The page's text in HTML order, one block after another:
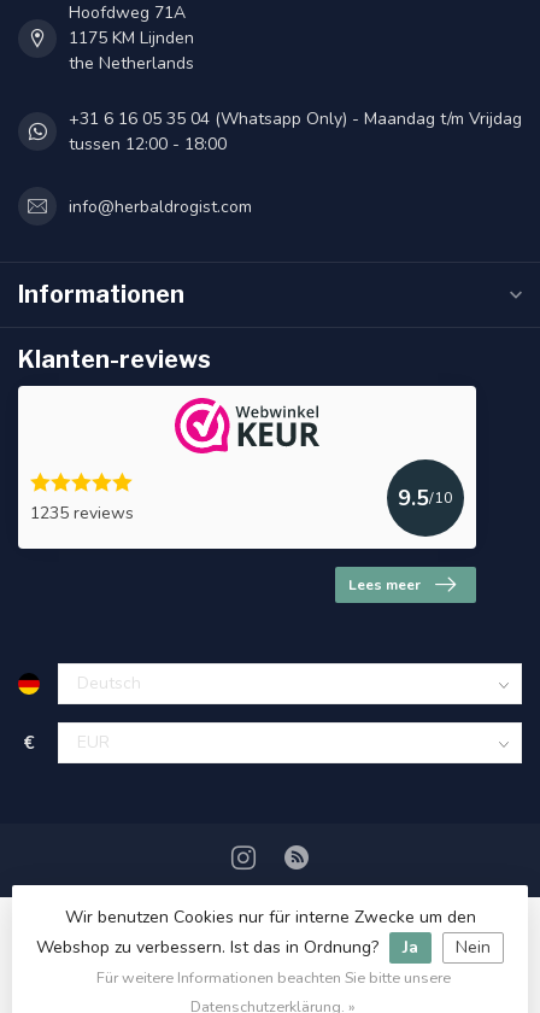
Hoofdweg 71A
1175 KM Lijnden
the Netherlands
+31 6 16 05 35 04 (Whatsapp Only) - Maandag t/m Vrijdag
tussen 12:00 - 18:00
info@herbaldrogist.com
Informationen
Klanten-reviews
1235 reviews
9.5/10
Lees meer
€
© Copyright 2026 HerbalDrogist.com
Wir benutzen Cookies nur für interne Zwecke um den
Webshop zu verbessern. Ist das in Ordnung?
Ja Nein
Für weitere Informationen beachten Sie bitte unsere
Datenschutzerklärung. »